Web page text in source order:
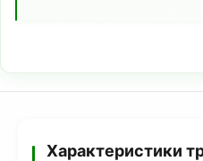
Характеристики